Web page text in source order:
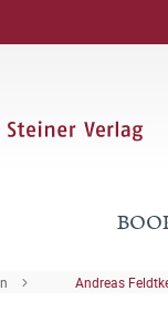
Andreas